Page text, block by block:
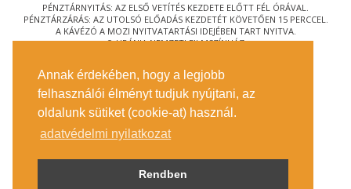
Annak érdekében, hogy a legjobb
felhasználói élményt tudjuk nyújtani, az
oldalunk sütiket (cookie-at) használ.
adatvédelmi nyilatkozat
Rendben
PÉNZTÁRNYITÁS: AZ ELSŐ VETÍTÉS KEZDETE ELŐTT FÉL ÓRÁVAL.
PÉNZTÁRZÁRÁS: AZ UTOLSÓ ELŐADÁS KEZDETÉT KÖVETŐEN 15 PERCCEL.
A KÁVÉZÓ A MOZI NYITVATARTÁSI IDEJÉBEN TART NYITVA.
© URÁNIA NEMZETI FILMSZÍNHÁZ
1088 BUDAPEST, RÁKÓCZI ÚT 21.
MEGKÖZELÍTÉS
JEGYINFORMÁCIÓ
ÍRJON NEKÜNK!
KÖZÉRDEKŰ ADATOK